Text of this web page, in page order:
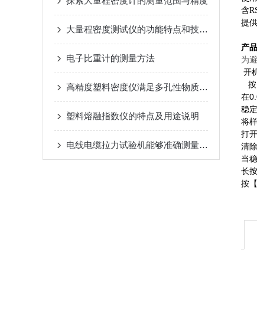
大量程密度测试仪的功能特点和技术指标
电子比重计的测量方法
高精度塑料密度仪满足多孔性物质测量
塑料熔融指数仪的特点及用途说明
电线电缆拉力试验机能够准确测量材料的力学性能
含
提
产
为
开
在
稳
将
打
清除
当
长
按